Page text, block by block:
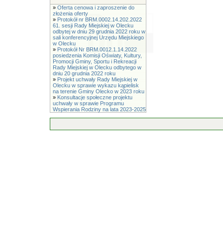
» Oferta cenowa i zaproszenie do
złożenia oferty
» Protokół nr BRM.0002.14.202.2022
61. sesji Rady Miejskiej w Olecku
odbytej w dniu 29 grudnia 2022 roku w
sali konferencyjnej Urzędu Miejskiego
w Olecku
» Protokół Nr BRM.0012.1.14.2022
posiedzenia Komisji Oświaty, Kultury,
Promocji Gminy, Sportu i Rekreacji
Rady Miejskiej w Olecku odbytego w
dniu 20 grudnia 2022 roku
» Projekt uchwały Rady Miejskiej w
Olecku w sprawie wykazu kąpielisk
na terenie Gminy Olecko w 2023 roku
» Konsultacje społeczne projektu
uchwały w sprawie Programu
Wspierania Rodziny na lata 2023-2025